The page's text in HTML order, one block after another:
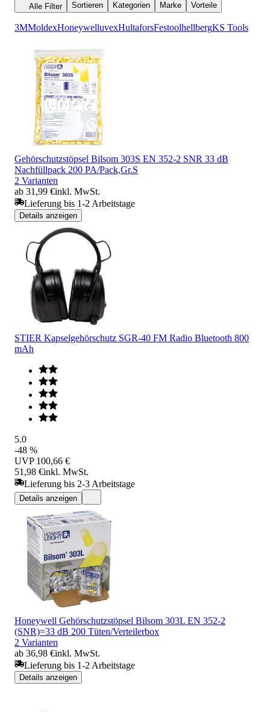
Alle Filter Sortieren Kategorien Marke Vorteile
3MMoldexHoneywelluvexHultaforsFestoolhellbergKS Tools
Gehörschutzstöpsel Bilsom 303S EN 352-2 SNR 33 dB
Nachfüllpack 200 PA/Pack,Gr.S
2 Varianten
ab 31,99 €inkl. MwSt.
Lieferung bis 1-2 Arbeitstage
Details anzeigen
STIER Kapselgehörschutz SGR-40 FM Radio Bluetooth 800
mAh
5.0
-48 %
UVP 100,66 €
51,98 €inkl. MwSt.
Lieferung bis 2-3 Arbeitstage
Details anzeigen
Honeywell Gehörschutzstöpsel Bilsom 303L EN 352-2
(SNR)=33 dB 200 Tüten/Verteilerbox
2 Varianten
ab 36,98 €inkl. MwSt.
Lieferung bis 1-2 Arbeitstage
Details anzeigen